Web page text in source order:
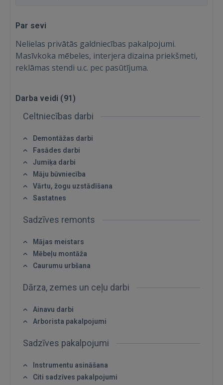
Par sevi
Nelielas privātās galdniecības pakalpojumi.
Masīvkoka mēbeles, interjera dizaina priekšmeti,
reklāmas stendi u.c. pec pasūtījuma.
Darba veidi (91)
Celtniecības darbi
Demontāžas darbi
Fasādes darbi
Jumiķa darbi
Māju būvniecība
Vārtu, žogu uzstādīšana
Sastatnes
Sadzīves remonts
Mājas meistars
Mēbeļu montāža
Caurumu urbšana
Dārza, zemes un ceļu darbi
Ainavu darbi
Arborista pakalpojumi
Sadzīves pakalpojumi
Instrumentu asināšana
Citi sadzīves pakalpojumi